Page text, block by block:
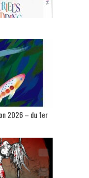
2026 – du 1er